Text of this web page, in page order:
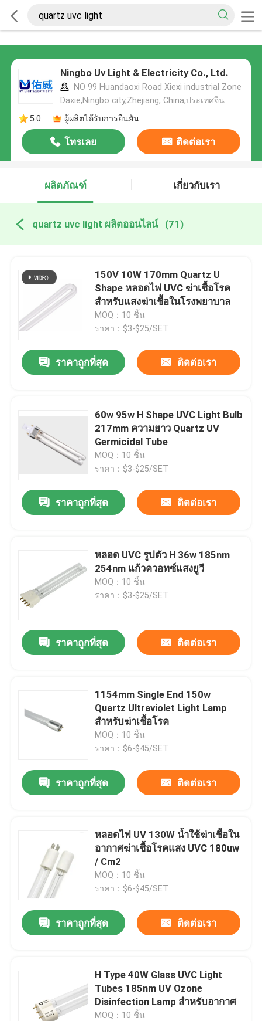
Ningbo Uv Light & Electricity Co., Ltd.
NO 99 Huandaoxi Road Xiexi industrial Zone
Daxie,Ningbo city,Zhejiang, China,ประเทศจีน
5.0
ผู้ผลิตได้รับการยืนยัน
โทรเลย ติดต่อเรา
ผลิตภัณฑ์ เกี่ยวกับเรา
quartz uvc light ผลิตออนไลน์ (71)
150V 10W 170mm Quartz U
Shape หลอดไฟ UVC ฆ่าเชื้อโรค
สำหรับแสงฆ่าเชื้อในโรงพยาบาล
MOQ：10 ชิ้น
ราคา：$3-$25/SET
ราคาถูกที่สุด ติดต่อเรา
60w 95w H Shape UVC Light Bulb
217mm ความยาว Quartz UV
Germicidal Tube
MOQ：10 ชิ้น
ราคา：$3-$25/SET
ราคาถูกที่สุด ติดต่อเรา
หลอด UVC รูปตัว H 36w 185nm
254nm แก้วควอทซ์แสงยูวี
MOQ：10 ชิ้น
ราคา：$3-$25/SET
ราคาถูกที่สุด ติดต่อเรา
1154mm Single End 150w
Quartz Ultraviolet Light Lamp
สำหรับฆ่าเชื้อโรค
MOQ：10 ชิ้น
ราคา：$6-$45/SET
ราคาถูกที่สุด ติดต่อเรา
หลอดไฟ UV 130W น้ำใช้ฆ่าเชื้อใน
อากาศฆ่าเชื้อโรคแสง UVC 180uw
/ ​​Cm2
MOQ：10 ชิ้น
ราคา：$6-$45/SET
ราคาถูกที่สุด ติดต่อเรา
H Type 40W Glass UVC Light
Tubes 185nm UV Ozone
Disinfection Lamp สำหรับอากาศ
MOQ：10 ชิ้น